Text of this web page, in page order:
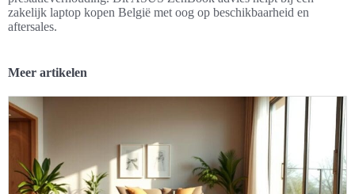
zakelijk laptop kopen België met oog op beschikbaarheid en
aftersales.
Meer artikelen